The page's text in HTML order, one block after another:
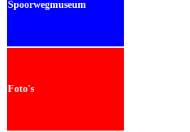
Spoorwegmuseum
Foto's